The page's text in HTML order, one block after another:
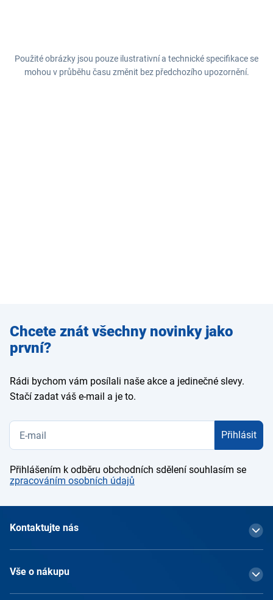
Použité obrázky jsou pouze ilustrativní a technické specifikace se
mohou v průběhu času změnit bez předchozího upozornění.
Zadejte
e-mail
Chcete znát všechny novinky jako
první?
Rádi bychom vám posílali naše akce a jedinečné slevy.
Stačí zadat váš e-mail a je to.
Přihlásit
Přihlášením k odběru obchodních sdělení souhlasím se
zpracováním osobních údajů
Kontaktujte nás
Vše o nákupu